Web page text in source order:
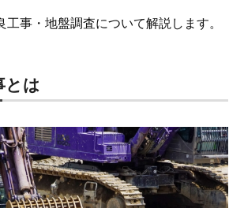
工事・地盤調査について解説します。
とは